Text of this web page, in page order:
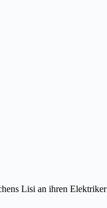
Lisi an ihren Elektriker